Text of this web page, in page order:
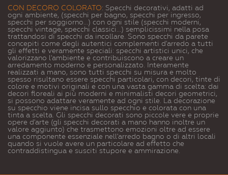
CON DECORO COLORATO: Specchi decorativi, adatti ad
ogni ambiente, (specchi per bagno, specchi per ingresso,
specchi per soggiorno...) con ogni stile (specchi moderni,
specchi vintage, specchi classici...) semplicissimi nella posa
trattandosi di specchi da incollare. Sono specchi da parete
concepiti come degli autentici complementi d'arredo a tutti
gli effetti e veramente speciali: specchi artistici unici, che
valorizzano l'ambiente e contribuiscono a creare un
arredamento moderno e personalizzato. Interamente
realizzati a mano, sono tutti specchi su misura e molto
spesso risultano essere specchi particolari, con decori, tinte di
colore e motivi originali e con una vasta gamma di scelta: dai
decori floreali ai più moderni e minimalisti decori geometrici,
si possono adattare veramente ad ogni stile. La decorazione
su specchio viene incisa sullo specchio e colorata con una
tinta a scelta. Gli specchi decorati sono piccole vere e proprie
opere d'arte (gli specchi decorati a mano hanno inoltre un
valore aggiunto) che trasmettono emozioni oltre ad essere
una componente essenziale nell'arredo bagno o di altri locali
quando si vuole avere un particolare ad effetto che
contraddistingua e susciti stupore e ammirazione.